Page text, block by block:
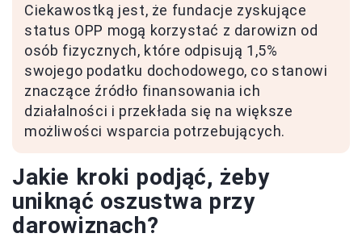
Ciekawostką jest, że fundacje zyskujące
status OPP mogą korzystać z darowizn od
osób fizycznych, które odpisują 1,5%
swojego podatku dochodowego, co stanowi
znaczące źródło finansowania ich
działalności i przekłada się na większe
możliwości wsparcia potrzebujących.
Jakie kroki podjąć, żeby
uniknąć oszustwa przy
darowiznach?